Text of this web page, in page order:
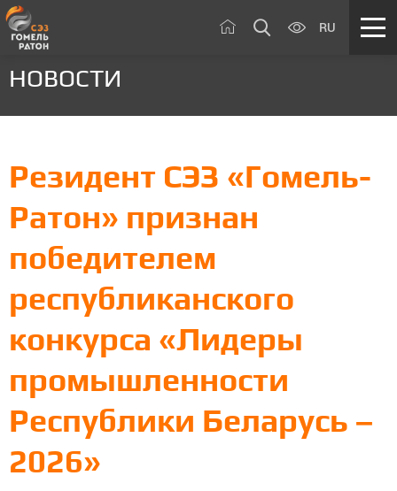
RU
НОВОСТИ
Резидент СЭЗ «Гомель-
Ратон» признан
победителем
республиканского
конкурса «Лидеры
промышленности
Республики Беларусь –
2026»